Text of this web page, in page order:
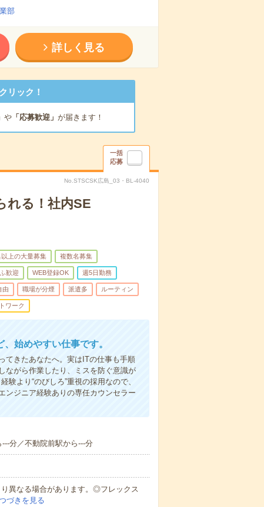
部
詳しく見る
リック！
や「応募歓迎」 が届きます！
一括
応募
No.STSCSK広島_03・BL-4040
れる！社内SE
以上の大量募集 複数名募集
歓迎 WEB登録OK 週5日勤務
由 職場が分煙 派遣多 ルーティン
ワーク
始めやすい仕事です。
てきたあなたへ。実はITの仕事も手順
ながら作業したり、ミスを防ぐ意識が
より“のびしろ”重視の採用なので、
ンジニア経験ありの専任カウンセラー
分／不動院前駅から---分
異なる場合があります。◎フレックス
づきを見る